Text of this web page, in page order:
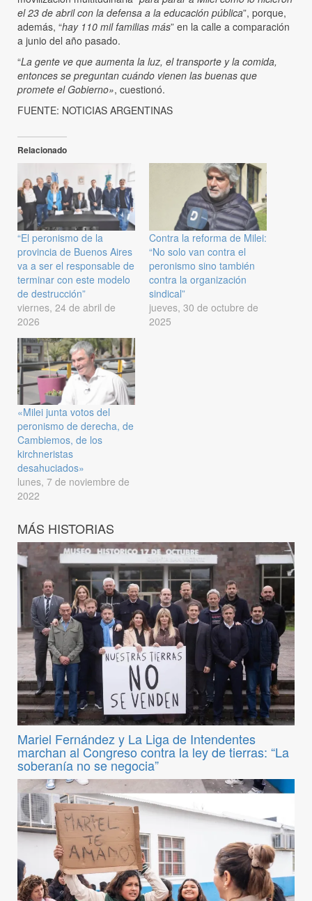
el 23 de abril con la defensa a la educación pública”, porque,
además, “hay 110 mil familias más” en la calle a comparación
a junio del año pasado.
“La gente ve que aumenta la luz, el transporte y la comida,
entonces se preguntan cuándo vienen las buenas que
promete el Gobierno», cuestionó.
FUENTE: NOTICIAS ARGENTINAS
Relacionado
“El peronismo de la
provincia de Buenos Aires
va a ser el responsable de
terminar con este modelo
de destrucción”
viernes, 24 de abril de
2026
Contra la reforma de Milei:
“No solo van contra el
peronismo sino también
contra la organización
sindical”
jueves, 30 de octubre de
2025
«Milei junta votos del
peronismo de derecha, de
Cambiemos, de los
kirchneristas
desahuciados»
lunes, 7 de noviembre de
2022
MÁS HISTORIAS
Mariel Fernández y La Liga de Intendentes
marchan al Congreso contra la ley de tierras: “La
soberanía no se negocia”